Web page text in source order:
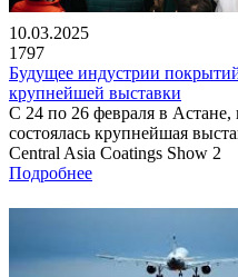
10.03.2025
1797
Будущее индустрии
крупнейшей выставки
С 24 по 26 февраля в
состоялась крупнейшая
Central Asia Coatings Show 2
Подробнее